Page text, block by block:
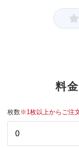
料
枚数※1枚以上からご注